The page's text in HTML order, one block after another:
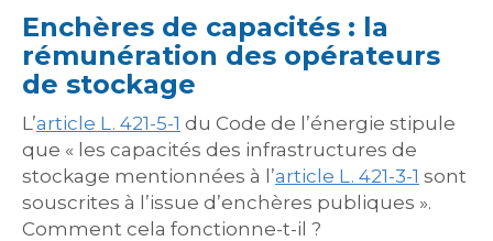
Enchères de capacités : la
rémunération des opérateurs
de stockage
L’article L. 421-5-1 du Code de l’énergie stipule
que « les capacités des infrastructures de
stockage mentionnées à l’article L. 421-3-1 sont
souscrites à l’issue d’enchères publiques ».
Comment cela fonctionne-t-il ?